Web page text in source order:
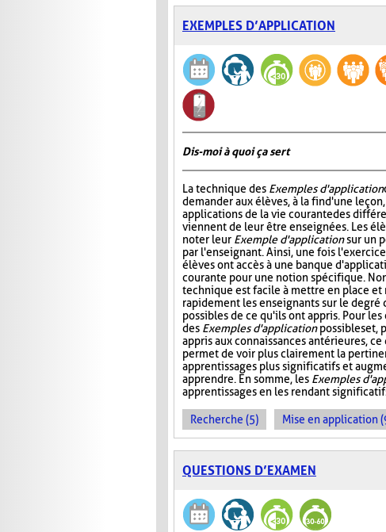
EXEMPLES D’APPLICATION
Dis-moi à quoi ça sert
La technique des Exemples d'application
demander aux élèves, à la fin d'une
applications de la vie courante des
viennent de leur être enseignées. Les
noter leur Exemple d'applicationsur un
par l'enseignant. Ainsi, une fois
élèves ont accès à une banque
courante pour une notion spécifique.
technique est facile à mettre en place
rapidement les enseignants sur le
possibles de ce qu'ils ont appris. Pour
des Exemples d'applicationpossibles et,
appris aux connaissances antérieures,
permet de voir plus clairement la
apprentissages plus significatifs et
apprendre. En somme, les Exemples
apprentissages en les rendant
Recherche (5) Mise en application
QUESTIONS D’EXAMEN